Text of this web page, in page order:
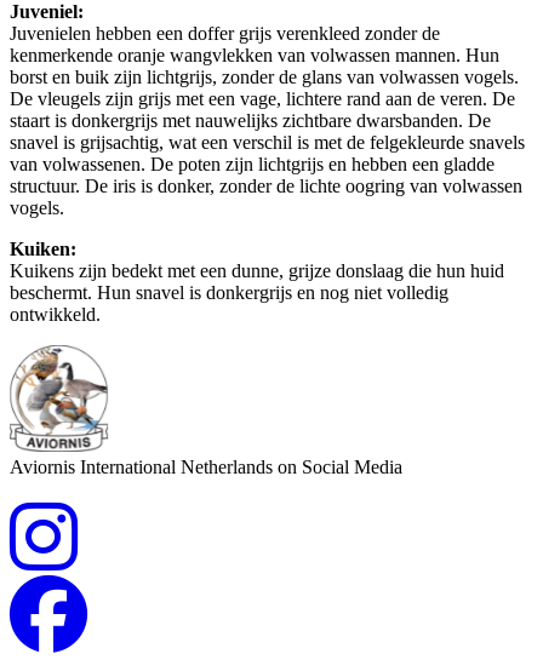
Juveniel:
Juvenielen hebben een doffer grijs verenkleed zonder de
kenmerkende oranje wangvlekken van volwassen mannen. Hun
borst en buik zijn lichtgrijs, zonder de glans van volwassen vogels.
De vleugels zijn grijs met een vage, lichtere rand aan de veren. De
staart is donkergrijs met nauwelijks zichtbare dwarsbanden. De
snavel is grijsachtig, wat een verschil is met de felgekleurde snavels
van volwassenen. De poten zijn lichtgrijs en hebben een gladde
structuur. De iris is donker, zonder de lichte oogring van volwassen
vogels.
Kuiken:
Kuikens zijn bedekt met een dunne, grijze donslaag die hun huid
beschermt. Hun snavel is donkergrijs en nog niet volledig
ontwikkeld.
Aviornis International Netherlands on Social Media